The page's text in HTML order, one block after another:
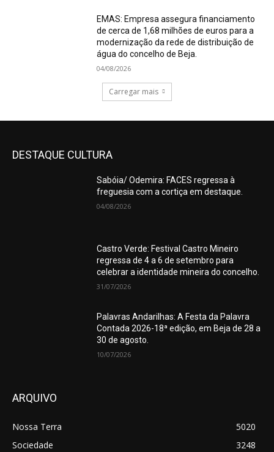
EMAS: Empresa assegura financiamento
de cerca de 1,68 milhões de euros para a
modernização da rede de distribuição de
água do concelho de Beja.
04/08/2026
Carregar mais
DESTAQUE CULTURA
Sabóia/ Odemira: FACES regressa à
freguesia com a cortiça em destaque.
04/08/2026
Castro Verde: Festival Castro Mineiro
regressa de 4 a 6 de setembro para
celebrar a identidade mineira do concelho.
31/07/2026
Palavras Andarilhas: A Festa da Palavra
Contada 2026-18ª edição, em Beja de 28 a
30 de agosto.
10/07/2026
ARQUIVO
Nossa Terra
5020
Sociedade
3248